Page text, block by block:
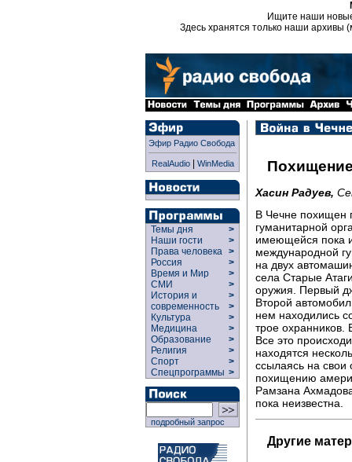
Ищите наши
Здесь хранятся только наши архивы
Эфир Радио Свобода
RealAudio| WinMedia
Темы дня
>
Наши гости
>
Права человека >
Россия
>
Время и Мир
>
СМИ
>
История и
современность
>
>
Культура
>
Медицина
>
Образование
>
Религия
>
Спорт
>
Спецпрограммы >
подробный запрос
Хасин Радуев,
В Чечне похищен
гуманитарной
имеющейся пока
международной
на двух
села Старые
оружия. Первый
Второй
нем находились
трое охранников.
Все это
находятся
ссылаясь на свои
похищению
Рамзана
пока неизвестна.
Другие